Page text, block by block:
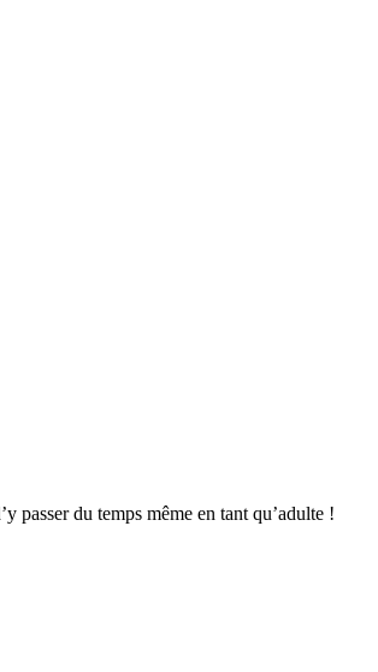
passer du temps même en tant qu’adulte !